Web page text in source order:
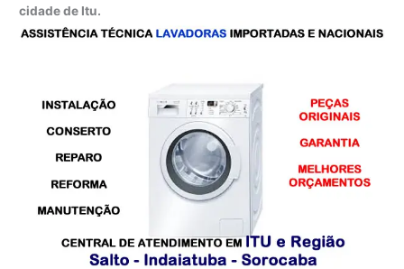
cidade de Itu.